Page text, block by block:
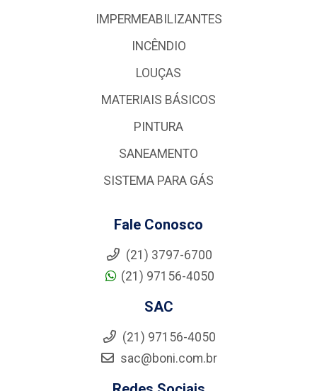
IMPERMEABILIZANTES
INCÊNDIO
LOUÇAS
MATERIAIS BÁSICOS
PINTURA
SANEAMENTO
SISTEMA PARA GÁS
Fale Conosco
(21) 3797-6700
(21) 97156-4050
SAC
(21) 97156-4050
sac@boni.com.br